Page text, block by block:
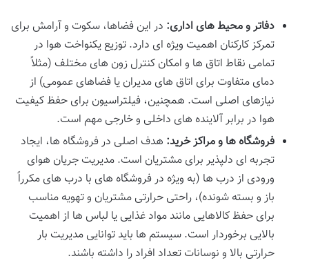
دفاتر و محیط های اداری: در این فضاها، سکوت و آرامش برای
تمرکز کارکنان اهمیت ویژه ای دارد. توزیع یکنواخت هوا در
تمامی نقاط اتاق ها و امکان کنترل زون های مختلف (مثلاً
دمای متفاوت برای اتاق های مدیران یا فضاهای عمومی) از
نیازهای اصلی است. همچنین، فیلتراسیون برای حفظ کیفیت
هوا در برابر آلاینده های داخلی و خارجی مهم است.
فروشگاه ها و مراکز خرید: هدف اصلی در فروشگاه ها، ایجاد
تجربه ای دلپذیر برای مشتریان است. مدیریت جریان هوای
ورودی از درب ها (به ویژه در فروشگاه های با درب های مکرراً
باز و بسته شونده)، راحتی حرارتی مشتریان و تهویه مناسب
برای حفظ کالاهایی مانند مواد غذایی یا لباس ها از اهمیت
بالایی برخوردار است. سیستم ها باید توانایی مدیریت بار
حرارتی بالا و نوسانات تعداد افراد را داشته باشند.